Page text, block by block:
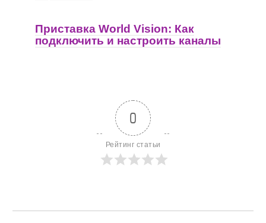
Приставка World Vision: Как
подключить и настроить каналы
0
Рейтинг статьи